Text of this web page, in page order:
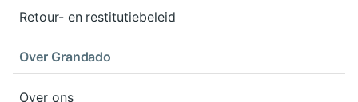
Retour- en restitutiebeleid
Over Grandado
Over ons